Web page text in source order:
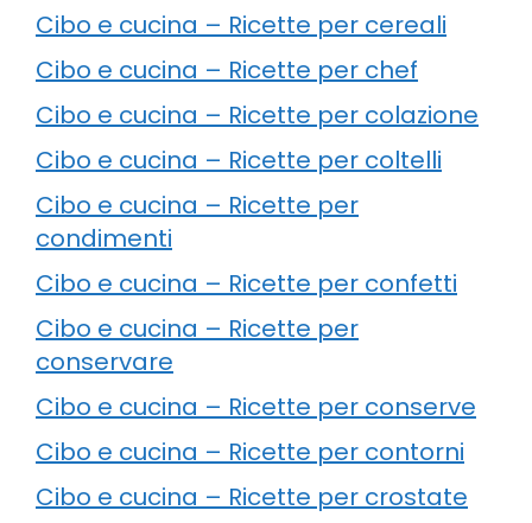
Cibo e cucina – Ricette per cereali
Cibo e cucina – Ricette per chef
Cibo e cucina – Ricette per colazione
Cibo e cucina – Ricette per coltelli
Cibo e cucina – Ricette per
condimenti
Cibo e cucina – Ricette per confetti
Cibo e cucina – Ricette per
conservare
Cibo e cucina – Ricette per conserve
Cibo e cucina – Ricette per contorni
Cibo e cucina – Ricette per crostate